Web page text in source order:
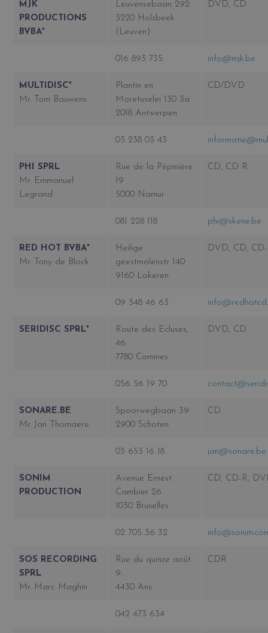
MJK
PRODUCTIONS
BVBA*
Leuvensebaan 292
3220 Holsbeek
(Leuven)
DVD, CD
016 893 735 info@mjk.be
MULTIDISC*
Mr. Tom Bauwens
Plantin en
Moretuselei 130 3a
2018 Antwerpen
CD/DVD
03 238 03 43
PHI SPRL
Mr. Emmanuel
Legrand
Rue de la Pépinière
19
5000 Namur
CD, CD R
081 228 118 phi@skene.be
RED HOT BVBA*
Mr. Tony de Block
Heilige
geestmolenstr 140
9160 Lokeren
DVD, CD,
09 348 46 63
SERIDISC SPRL*
Route des Ecluses,
46
7780 Comines
DVD, CD
056 56 19 70
SONARE.BE
Mr. Jan Thomaere
Spoorwegbaan 39
2900 Schoten
CD
03 653 16 18 jan@sonare.be
SONIM
PRODUCTION
Avenue Ernest
Cambier 26
1030 Bruxelles
CD, CD-R,
02 705 36 32
SOS RECORDING
SPRL
Mr. Marc Maghin
Rue du quinze août
9-
4430 Ans
CDR
042 473 634